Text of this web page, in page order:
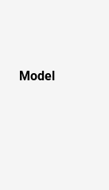
Model